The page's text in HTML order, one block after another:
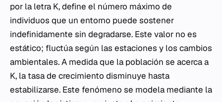
por la letra K, define el número máximo de
individuos que un entorno puede sostener
indefinidamente sin degradarse. Este valor no es
estático; fluctúa según las estaciones y los cambios
ambientales. A medida que la población se acerca a
K, la tasa de crecimiento disminuye hasta
estabilizarse. Este fenómeno se modela mediante la